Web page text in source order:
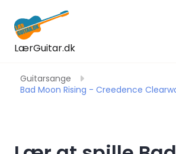
LærGuitar.dk
Guitarsange
Bad Moon Rising - Creedence